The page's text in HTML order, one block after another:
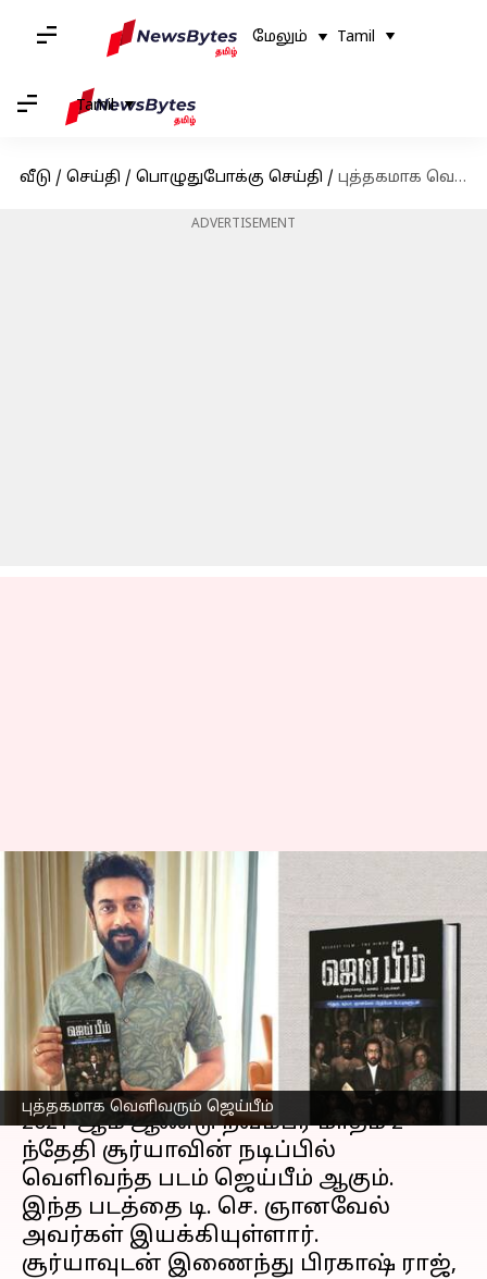
மேலும் Tamil
Tamil
வீடு / செய்தி / பொழுதுபோக்கு செய்தி / புத்தகமாக வெளியாகும் ஜெய்பீம்; சென்னை புத்தகக் கண்காட்சியில் இன்று வெளியீடு
ADVERTISEMENT
புத்தகமாக வெளிவரும் ஜெய்பீம்
புத்தகமாக வெளியாகும்
ஜெய்பீம்; சென்னை
புத்தகக் கண்காட்சியில்
இன்று வெளியீடு
எழுதியவர் Saranya Shankar Jan 06, 2023 07:47 pm
செய்தி முன்னோட்டம்
2021-ஆம் ஆண்டு நவம்பர் மாதம் 2-
ந்தேதி சூர்யாவின் நடிப்பில்
வெளிவந்த படம் ஜெய்பீம் ஆகும்.
இந்த படத்தை டி. செ. ஞானவேல்
அவர்கள் இயக்கியுள்ளார்.
சூர்யாவுடன் இணைந்து பிரகாஷ் ராஜ்,